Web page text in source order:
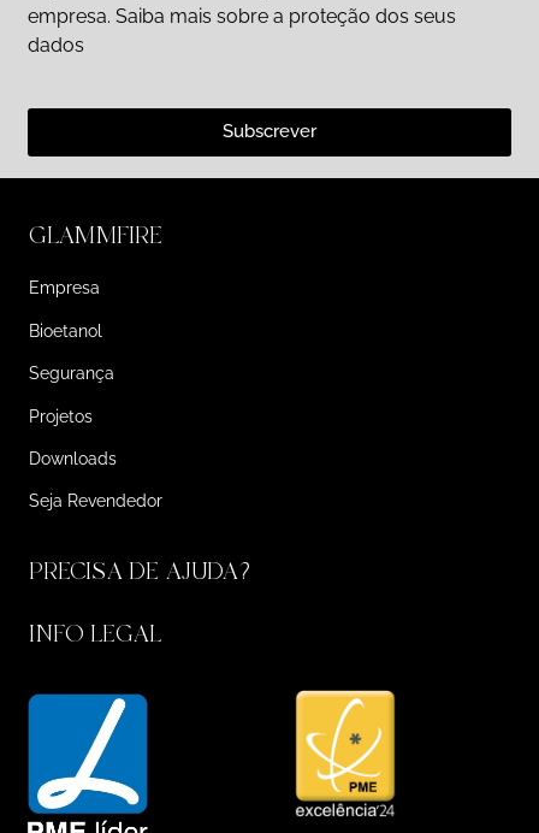
empresa. Saiba mais sobre a proteção dos seus
dados
Subscrever
GLAMMFIRE
Empresa
Bioetanol
Segurança
Projetos
Downloads
Seja Revendedor
PRECISA DE AJUDA?
INFO LEGAL